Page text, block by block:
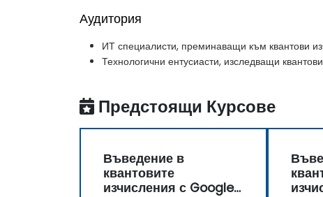
Аудитория
ИТ специалисти, преминаващи към квантови
Технологични ентусиасти, изследващи
Предстоящи Курсове
Въведение в
квантовите
изчисления с Google